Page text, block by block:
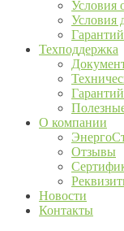
Условия
Условия
Техподдержка
О компании
Отзывы
Новости
Контакты